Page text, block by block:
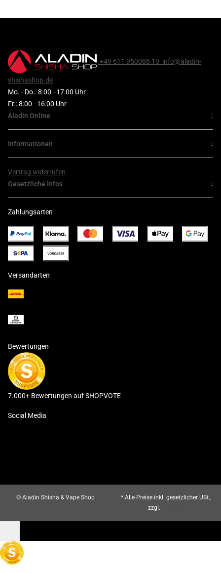
+49 611 950088 10 info@aladin-
shishashop.de
Mo. - Do.: 8:00 - 17:00 Uhr
Fr.: 8:00 - 16:00 Uhr
Aladin Online
Informationen
Vertrag widerrufen
Gesetzliche Infos
Zahlungsarten
Versandarten
Bewertungen
7.000+ Bewertungen auf SHOPVOTE
Social Media
© Aladin Shisha & Vape Shop
* Alle Preise inkl. gesetzlicher USt.,
zzgl.